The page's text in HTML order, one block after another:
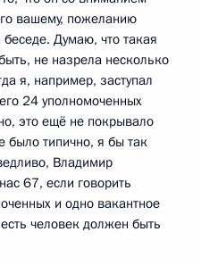
вашему, пожеланию
Думаю, что такая
не назрела несколько
я, например, заступал
24 уполномоченных
это ещё не покрывало
было типично, я бы так
Владимир
67, если говорить
и одно вакантное
человек должен быть